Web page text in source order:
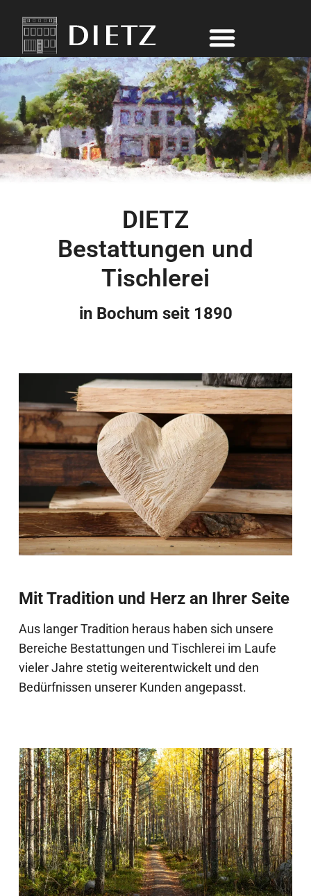
DIETZ
Bestattungen und
Tischlerei
in Bochum seit 1890
Mit Tradition und Herz an Ihrer Seite
Aus langer Tradition heraus haben sich unsere
Bereiche Bestattungen und Tischlerei im Laufe
vieler Jahre stetig weiterentwickelt und den
Bedürfnissen unserer Kunden angepasst.